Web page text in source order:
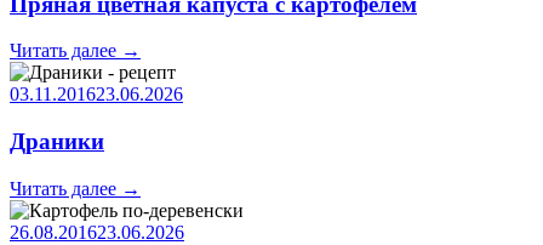
Читать далее →
03.11.201623.06.2026
Драники
Читать далее →
26.08.201623.06.2026